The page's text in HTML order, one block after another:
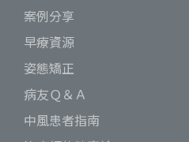
案例分享
早療資源
姿態矯正
病友Ｑ＆Ａ
中風患者指南